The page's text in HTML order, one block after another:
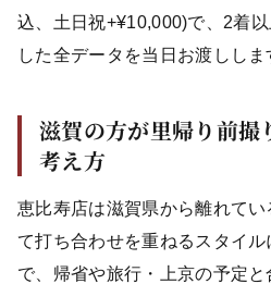
込、土日祝+¥10,000)で、2着
した全データを当日お渡ししま
滋賀の方が里帰り前撮
考え方
恵比寿店は滋賀県から離れて
て打ち合わせを重ねるスタイ
で、帰省や旅行・上京の予定